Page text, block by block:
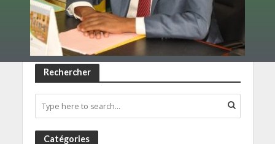
Rechercher
Catégories